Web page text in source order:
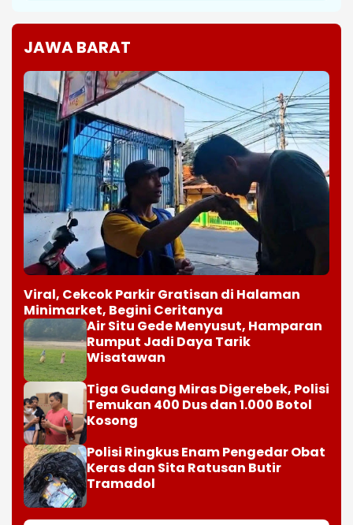
JAWA BARAT
Viral, Cekcok Parkir Gratisan di Halaman
Minimarket, Begini Ceritanya
Air Situ Gede Menyusut, Hamparan
Rumput Jadi Daya Tarik
Wisatawan
Tiga Gudang Miras Digerebek, Polisi
Temukan 400 Dus dan 1.000 Botol
Kosong
Polisi Ringkus Enam Pengedar Obat
Keras dan Sita Ratusan Butir
Tramadol